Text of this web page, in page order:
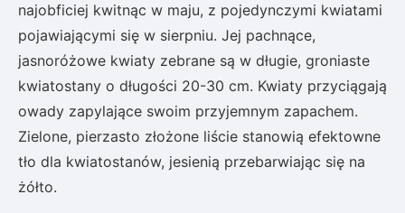
najobficiej kwitnąc w maju, z pojedynczymi kwiatami
pojawiającymi się w sierpniu. Jej pachnące,
jasnoróżowe kwiaty zebrane są w długie, groniaste
kwiatostany o długości 20-30 cm. Kwiaty przyciągają
owady zapylające swoim przyjemnym zapachem.
Zielone, pierzasto złożone liście stanowią efektowne
tło dla kwiatostanów, jesienią przebarwiając się na
żółto.